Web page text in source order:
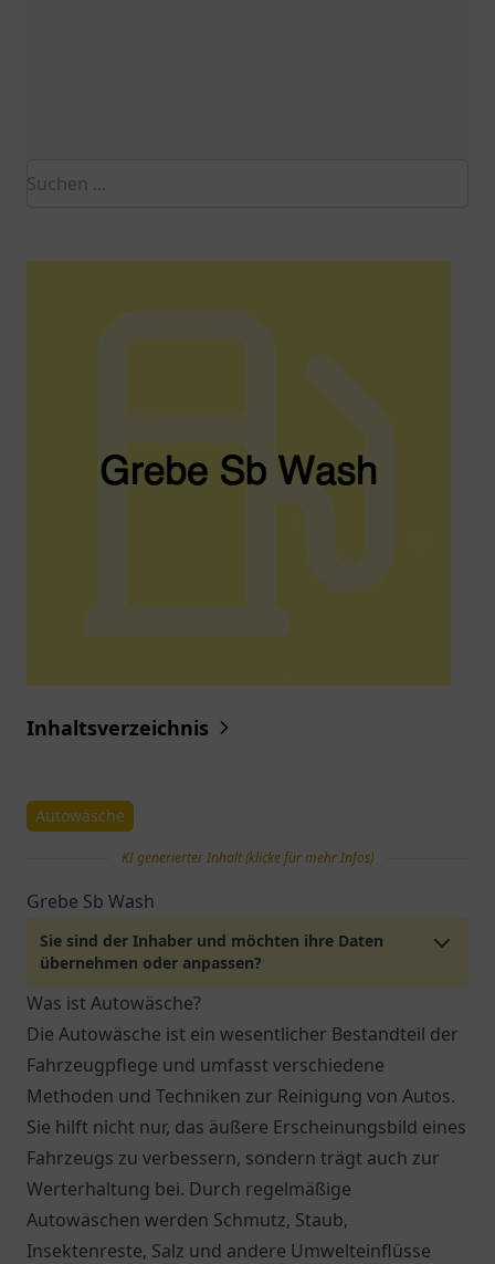
Inhaltsverzeichnis
Autowäsche
KI generierter Inhalt (klicke für mehr Infos)
Grebe Sb Wash
Sie sind der Inhaber und möchten ihre Daten
übernehmen oder anpassen?
Was ist Autowäsche?
Die Autowäsche ist ein wesentlicher Bestandteil der
Fahrzeugpflege und umfasst verschiedene
Methoden und Techniken zur Reinigung von Autos.
Sie hilft nicht nur, das äußere Erscheinungsbild eines
Fahrzeugs zu verbessern, sondern trägt auch zur
Werterhaltung bei. Durch regelmäßige
Autowäschen werden Schmutz, Staub,
Insektenreste, Salz und andere Umwelteinflüsse